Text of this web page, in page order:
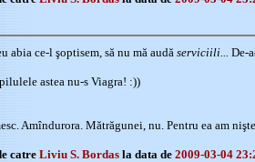
abia ce-l şoptisem, să nu mă audă serviciili... De-
astea nu-s Viagra! :))
Amîndurora. Mătrăgunei, nu. Pentru ea am
catreLiviu S. Bordas la data de 2009-03-04